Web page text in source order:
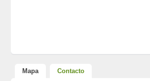
Mapa Contacto